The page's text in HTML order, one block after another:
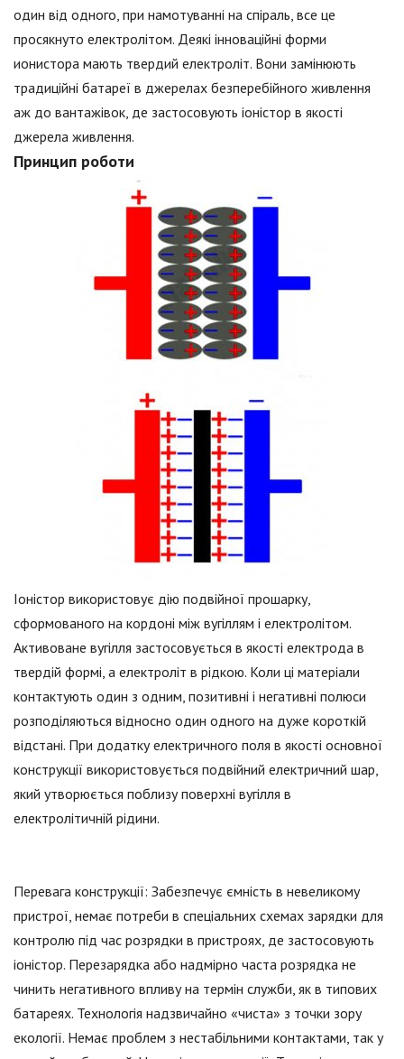
один від одного, при намотуванні на спіраль, все це
просякнуто електролітом. Деякі інноваційні форми
ионистора мають твердий електроліт. Вони замінюють
традиційні батареї в джерелах безперебійного живлення
аж до вантажівок, де застосовують іоністор в якості
джерела живлення.
Принцип роботи
Іоністор використовує дію подвійної прошарку,
сформованого на кордоні між вугіллям і електролітом.
Активоване вугілля застосовується в якості електрода в
твердій формі, а електроліт в рідкою. Коли ці матеріали
контактують один з одним, позитивні і негативні полюси
розподіляються відносно один одного на дуже короткій
відстані. При додатку електричного поля в якості основної
конструкції використовується подвійний електричний шар,
який утворюється поблизу поверхні вугілля в
електролітичній рідини.
Перевага конструкції: Забезпечує ємність в невеликому
пристрої, немає потреби в спеціальних схемах зарядки для
контролю під час розрядки в пристроях, де застосовують
іоністор. Перезарядка або надмірно часта розрядка не
чинить негативного впливу на термін служби, як в типових
батареях. Технологія надзвичайно «чиста» з точки зору
екології. Немає проблем з нестабільними контактами, так у